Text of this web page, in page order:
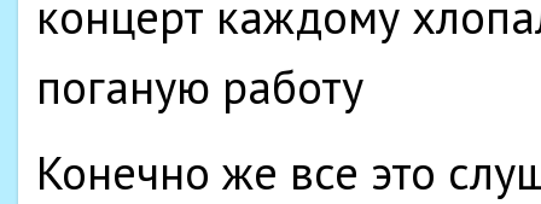
концерт каждому
поганую работу
Конечно же все это